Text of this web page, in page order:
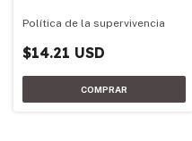
Política de la supervivencia
$14.21 USD